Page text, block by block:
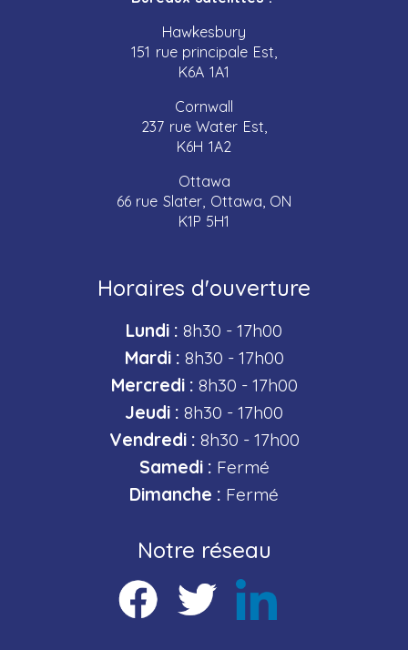
Hawkesbury
151 rue principale Est,
K6A 1A1
Cornwall
237 rue Water Est,
K6H 1A2
Ottawa
66 rue Slater, Ottawa, ON
K1P 5H1
Horaires d'ouverture
Lundi : 8h30 - 17h00
Mardi : 8h30 - 17h00
Mercredi : 8h30 - 17h00
Jeudi : 8h30 - 17h00
Vendredi : 8h30 - 17h00
Samedi : Fermé
Dimanche : Fermé
Notre réseau